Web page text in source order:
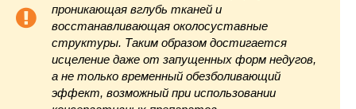
проникающая вглубь тканей и
восстанавливающая околосуставные
структуры. Таким образом достигается
исцеление даже от запущенных форм недугов,
а не только временный обезболивающий
эффект, возможный при использовании